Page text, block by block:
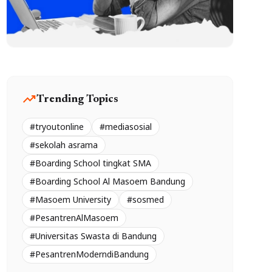
trending_upTrending Topics
#tryoutonline
#mediasosial
#sekolah asrama
#Boarding School tingkat SMA
#Boarding School Al Masoem Bandung
#Masoem University
#sosmed
#PesantrenAlMasoem
#Universitas Swasta di Bandung
#PesantrenModerndiBandung